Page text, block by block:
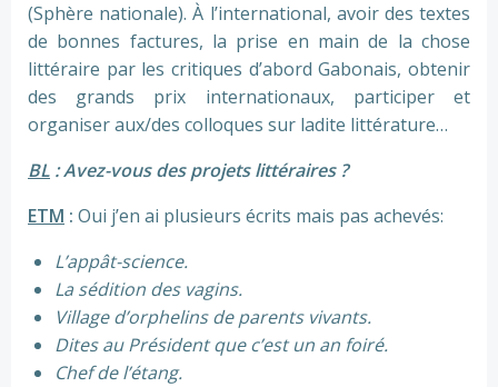
(Sphère nationale). À l’international, avoir des textes
de bonnes factures, la prise en main de la chose
littéraire par les critiques d’abord Gabonais, obtenir
des grands prix internationaux, participer et
organiser aux/des colloques sur ladite littérature…
BL : Avez-vous des projets littéraires ?
ETM : Oui j’en ai plusieurs écrits mais pas achevés:
L’appât-science.
La sédition des vagins.
Village d’orphelins de parents vivants.
Dites au Président que c’est un an foiré.
Chef de l’étang.